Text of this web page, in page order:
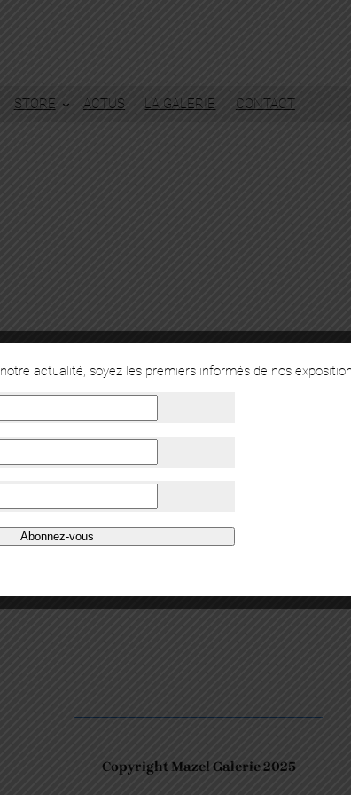
STORE ACTUS LA GALERIE CONTACT
Copyright Mazel Galerie 2025
actualité, soyez les premiers informés de nos
Abonnez-vous